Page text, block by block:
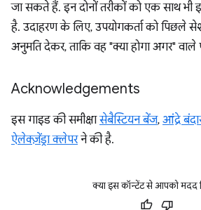
जा सकते हैं. इन दोनों तरीकों को एक साथ भी
है. उदाहरण के लिए, उपयोगकर्ता को पिछले
अनुमति देकर, ताकि वह "क्या होगा अगर"
Acknowledgements
इस गाइड की समीक्षासेबैस्टियन बेंज, आंद्रे
ऐलेक्ज़ेंड्रा क्लेपरने की है.
क्या इस कॉन्टेंट से आपको मदद